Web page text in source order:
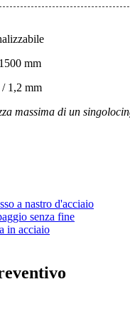
mm
/ 1,2 mm
massima di un singolo
a nastro d'acciaio
senza fine
in acciaio